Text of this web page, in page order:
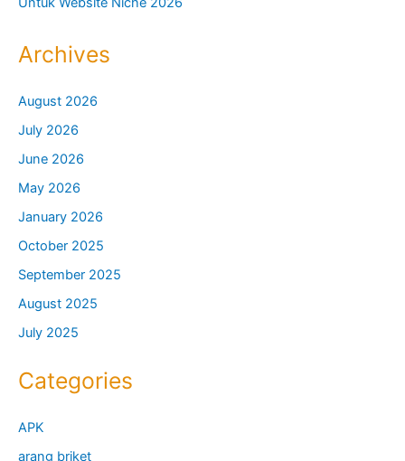
Archives
August 2026
July 2026
June 2026
May 2026
January 2026
October 2025
September 2025
August 2025
July 2025
Categories
APK
arang briket